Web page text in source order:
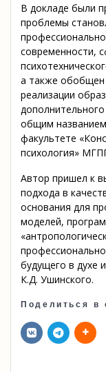
В докладе были
проблемы
современности,
а также обобщен
реализации
общим названием
факультете
психология»
Автор пришел к
подхода в
основания для
моделей,
будущего в духе
К.Д. Ушинского.
Поделиться в